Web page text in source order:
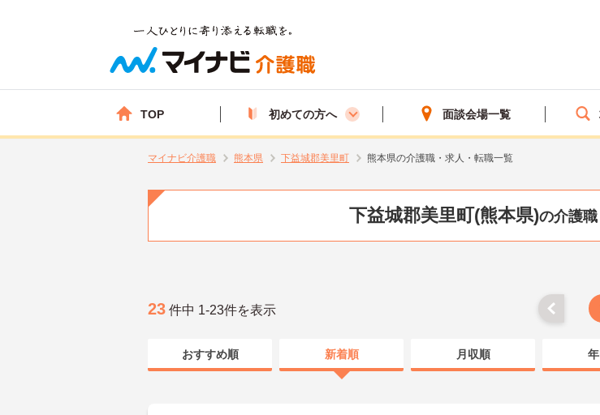
TOP 初めての方へ 面談会場一覧
マイナビ介護職 熊本県 下益城郡美里町 熊本県の介護職・求人・転職一覧
下益城郡美里町(熊本県)の介護
23 件中 1-23件を表示
おすすめ順 新着順 月収順